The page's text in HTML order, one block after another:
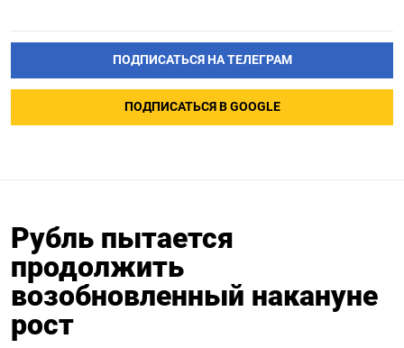
ПОДПИСАТЬСЯ НА ТЕЛЕГРАМ
ПОДПИСАТЬСЯ В GOOGLE
Рубль пытается
продолжить
возобновленный накануне
рост